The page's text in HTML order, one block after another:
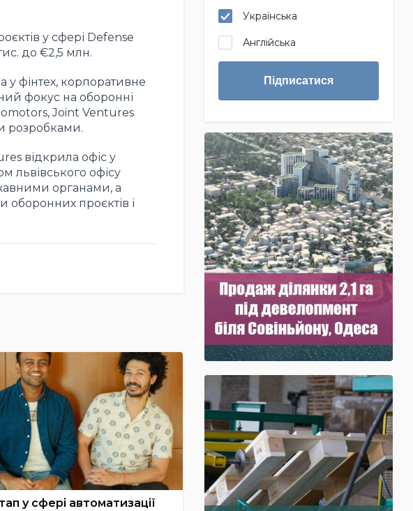
у сфері Defense
до €2,5 млн.
у фінтех, корпоративне
фокус на оборонні
Joint Ventures
розробками.
відкрила офіс у
львівського офісу
органами, а
оборонних проєктів і
у сфері автоматизації
Українська
Англійська
Підписатися